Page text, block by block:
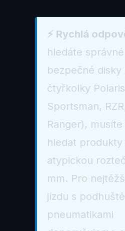
⚡ Rychlá
hledáte
bezpečné disky
čtyřkolky
Sportsman,
Ranger),
hledat produkty
atypickou
mm. Pro
jízdu s
pneumatikami